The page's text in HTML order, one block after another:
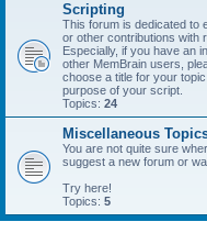
Scripting
This forum is dedicated to
or other contributions with
Especially, if you have an
other MemBrain users,
choose a title for your
purpose of your script.
Topics: 24
Miscellaneous
You are not quite sure
suggest a new forum or
Try here!
Topics: 5